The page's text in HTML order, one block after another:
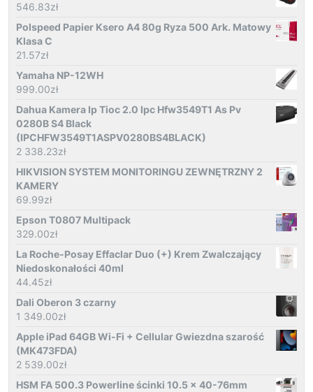
546.83zł
Polspeed Papier Ksero A4 80g Ryza 500 Ark. Matowy
Klasa C
21.57zł
Yamaha NP-12WH
999.00zł
Dahua Kamera Ip Tioc 2.0 Ipc Hfw3549T1 As Pv
0280B S4 Black
(IPCHFW3549T1ASPV0280BS4BLACK)
2 338.23zł
HIKVISION SYSTEM MONITORINGU ZEWNĘTRZNY 2
KAMERY
69.99zł
Epson T0807 Multipack
329.00zł
La Roche-Posay Effaclar Duo (+) Krem Zwalczający
Niedoskonałości 40ml
44.45zł
Dali Oberon 3 czarny
1 349.00zł
Apple iPad 64GB Wi-Fi + Cellular Gwiezdna szarość
(MK473FDA)
2 539.00zł
HSM FA 500.3 Powerline ścinki 10.5 x 40-76mm